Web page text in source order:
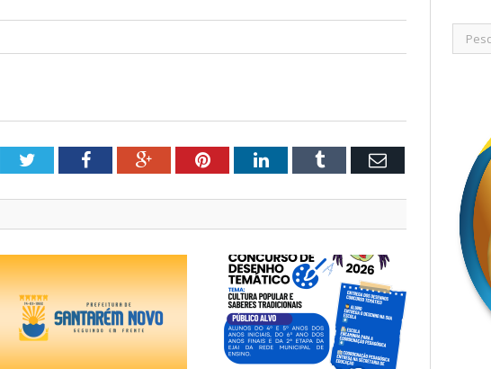
TwitterFacebookGoogle+PinterestLinkedInTumblr Email